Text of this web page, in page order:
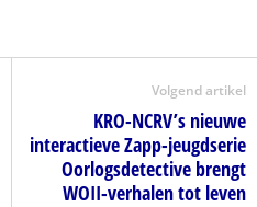
Volgend artikel
KRO-NCRV’s nieuwe
interactieve Zapp-jeugdserie
Oorlogsdetective brengt
WOII-verhalen tot leven